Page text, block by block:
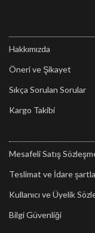
Hakkımızda
Öneri ve Şikayet
Sıkça Sorulan Sorular
Kargo Takibi
Mesafeli Satış
Teslimat ve İdare
Kullanıcı ve Üyelik
Bilgi Güvenliği